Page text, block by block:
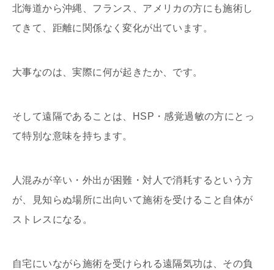
北海道から沖縄、フランス、アメリカの方にも施術し
てきて、距離に関係なく変化が出ています。
大事なのは、実際に何が起きたか、です。
そして遠隔であることは、HSP・感覚過敏の方にとっ
て特別な意味を持ちます。
人混みが辛い・外出が困難・対人で消耗するという方
が、見知らぬ場所に出向いて施術を受けること自体が
ストレスになる。
自宅にいながら施術を受けられる遠隔気功は、その負